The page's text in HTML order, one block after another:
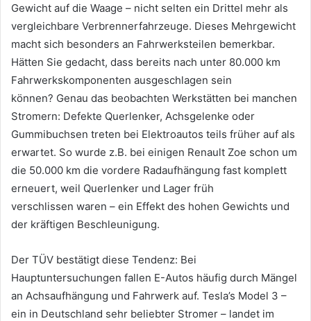
Gewicht auf die Waage – nicht selten ein Drittel mehr als
vergleichbare Verbrennerfahrzeuge. Dieses Mehrgewicht
macht sich besonders an Fahrwerksteilen bemerkbar.
Hätten Sie gedacht, dass bereits nach unter 80.000 km
Fahrwerkskomponenten ausgeschlagen sein
können? Genau das beobachten Werkstätten bei manchen
Stromern: Defekte Querlenker, Achsgelenke oder
Gummibuchsen treten bei Elektroautos teils früher auf als
erwartet. So wurde z.B. bei einigen Renault Zoe schon um
die 50.000 km die vordere Radaufhängung fast komplett
erneuert, weil Querlenker und Lager früh
verschlissen waren – ein Effekt des hohen Gewichts und
der kräftigen Beschleunigung.
Der TÜV bestätigt diese Tendenz: Bei
Hauptuntersuchungen fallen E-Autos häufig durch Mängel
an Achsaufhängung und Fahrwerk auf. Tesla’s Model 3 –
ein in Deutschland sehr beliebter Stromer – landet im